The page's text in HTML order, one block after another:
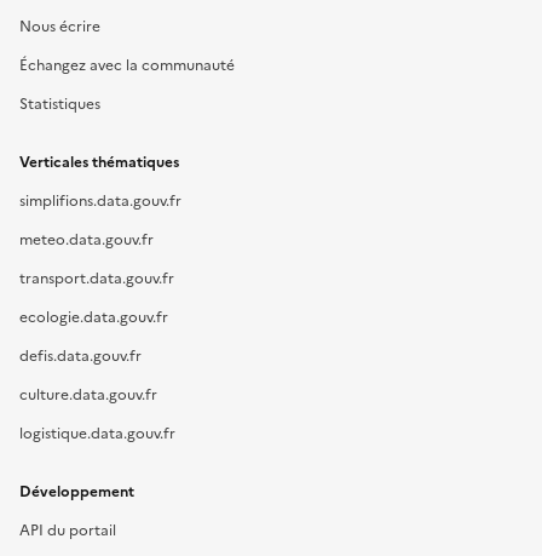
Nous écrire
Échangez avec la communauté
Statistiques
Verticales thématiques
simplifions.data.gouv.fr
meteo.data.gouv.fr
transport.data.gouv.fr
ecologie.data.gouv.fr
defis.data.gouv.fr
culture.data.gouv.fr
logistique.data.gouv.fr
Développement
API du portail